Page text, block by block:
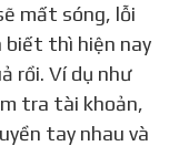
mất sóng, lỗi
biết thì hiện nay
rồi. Ví dụ như
tra tài khoản,
tay nhau và